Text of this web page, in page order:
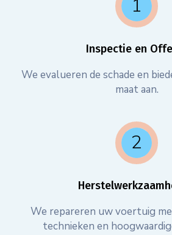
Inspectie en
We evalueren de schade en
maat aan.
We repareren uw voertuig
technieken en